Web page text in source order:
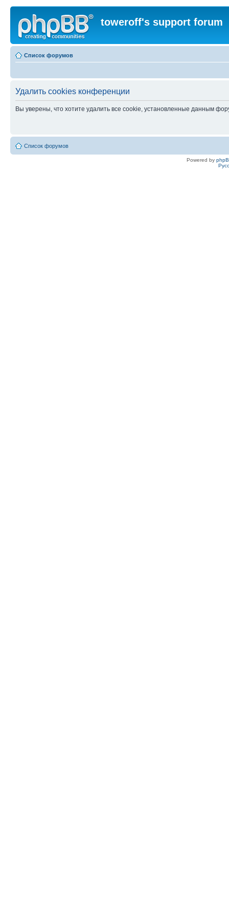
toweroff's support forum
Список форумов
Удалить cookies конференции
Вы уверены, что хотите удалить все cookie, установленные данным
Список форумов
Powered by